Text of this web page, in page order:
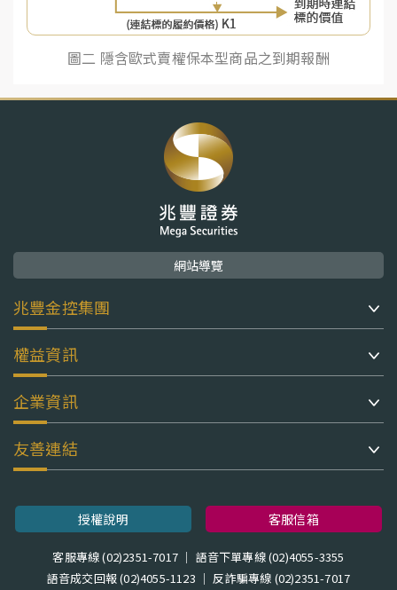
圖二 隱含歐式賣權保本型商品之到期報酬
網站導覽
兆豐金控集團
權益資訊
企業資訊
友善連結
授權說明 客服信箱
客服專線 (02)2351-7017 ｜ 語音下單專線 (02)4055-3355
語音成交回報 (02)4055-1123 ｜ 反詐騙專線 (02)2351-7017